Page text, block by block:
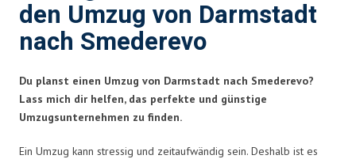
den Umzug von Darmstadt
nach Smederevo
Du planst einen Umzug von Darmstadt nach Smederevo?
Lass mich dir helfen, das perfekte und günstige
Umzugsunternehmen zu finden.
Ein Umzug kann stressig und zeitaufwändig sein. Deshalb ist es